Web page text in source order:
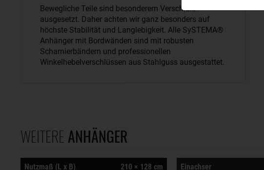
Bewegliche Teile sind besonderem Verschleiß
ausgesetzt. Daher achten wir ganz besonders auf
höchste Stabilität und Langlebigkeit. Alle SySTEMA®
Anhänger mit Bordwänden sind mit robusten
Scharnierbändern und professionellen
Winkelhebelverschlüssen aus Stahlguss ausgestattet.
WEITERE ANHÄNGER
Nutzmaß (L x B) 210 × 128 cm Einachser